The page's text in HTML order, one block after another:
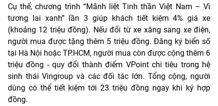
Cụ thể, chương trình “Mãnh liệt Tinh thần Việt Nam – Vì
tương lai xanh” lần 3 giúp khách tiết kiệm 4% giá xe
(khoảng 12 triệu đồng). Nếu đổi từ xe xăng sang xe điện,
người mua được tặng thêm 5 triệu đồng. Đăng ký biển số
tại Hà Nội hoặc TP.HCM, người mua còn được cộng thêm 6
triệu đồng - quy đổi thành điểm VPoint chi tiêu trong hệ
sinh thái Vingroup và các đối tác lớn. Tổng cộng, người
dùng có thể tiết kiệm tới 23 triệu đồng ngay khi ký hợp
đồng.